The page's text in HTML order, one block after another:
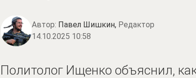
Автор: Павел Шишкин, Редактор
14.10.2025 10:58
Политолог Ищенко объяснил,